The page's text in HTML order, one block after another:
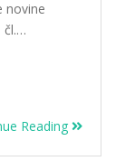
novine
čl.…
Reading